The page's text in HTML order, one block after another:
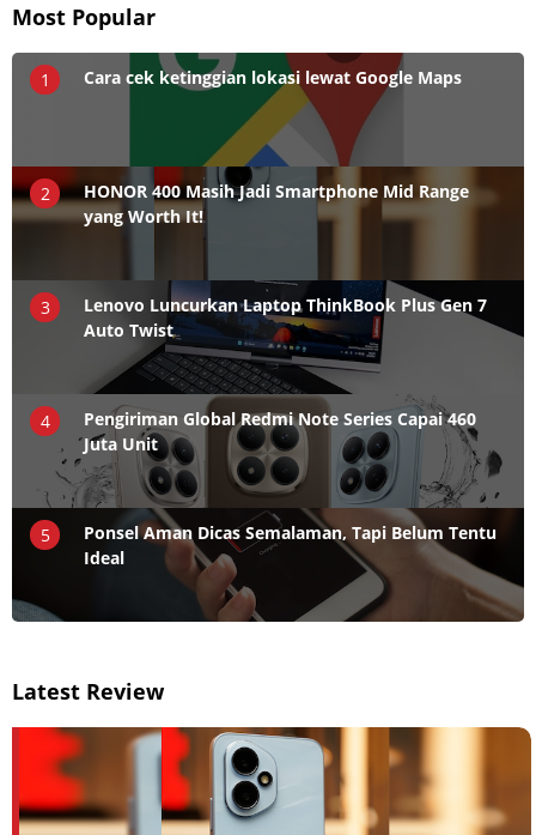
Most Popular
1 Cara cek ketinggian lokasi lewat Google Maps
2
HONOR 400 Masih Jadi Smartphone Mid Range
yang Worth It!
3
Lenovo Luncurkan Laptop ThinkBook Plus Gen 7
Auto Twist
4
Pengiriman Global Redmi Note Series Capai 460
Juta Unit
5
Ponsel Aman Dicas Semalaman, Tapi Belum Tentu
Ideal
Latest Review